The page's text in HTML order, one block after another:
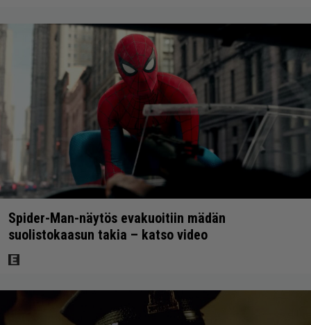
Spider-Man-näytös evakuoitiin mädän
suolistokaasun takia – katso video